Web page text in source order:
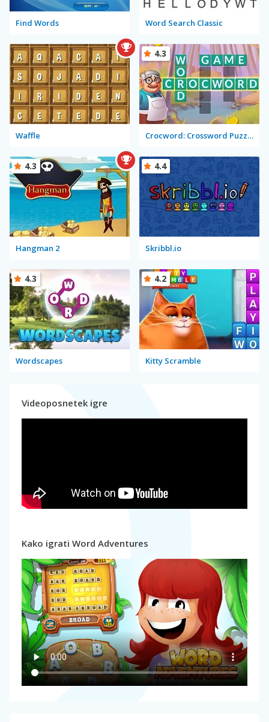
Find Words Word Search Classic
Waffle Crocword: Crossword Puzzle Game
4.3
Hangman 2
4.3
Skribbl.io
4.4
Wordscapes
4.3
Kitty Scramble
4.2
Videoposnetek igre
Kako igrati Word Adventures